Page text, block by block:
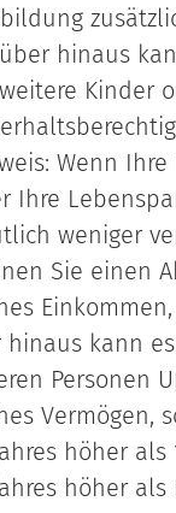
hinaus
Kinder
Wenn
Ihre
weniger
Sie einen
hinaus kann
Personen
Vermögen,
höher als
höher als